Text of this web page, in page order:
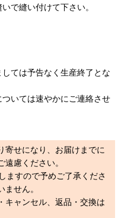
で縫い付けて下さい。
ては予告なく生産終了とな
いては速やかにご連絡させ
寄せになり、お届けまでに
慮ください。
ますので予めご了承くださ
せん。
キャンセル、返品・交換は